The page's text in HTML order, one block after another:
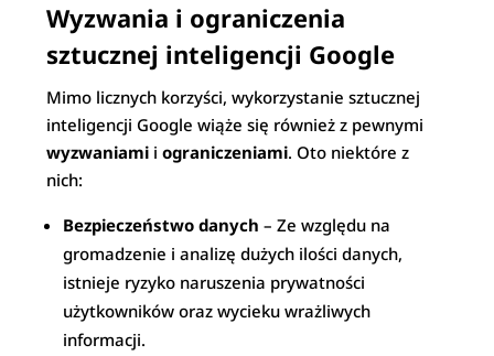
Wyzwania i ograniczenia
sztucznej inteligencji Google
Mimo licznych korzyści, wykorzystanie sztucznej
inteligencji Google wiąże się również z pewnymi
wyzwaniami iograniczeniami. Oto niektóre z
nich:
Bezpieczeństwo danych – Ze względu na
gromadzenie i analizę dużych ilości danych,
istnieje ryzyko naruszenia prywatności
użytkowników oraz wycieku wrażliwych
informacji.